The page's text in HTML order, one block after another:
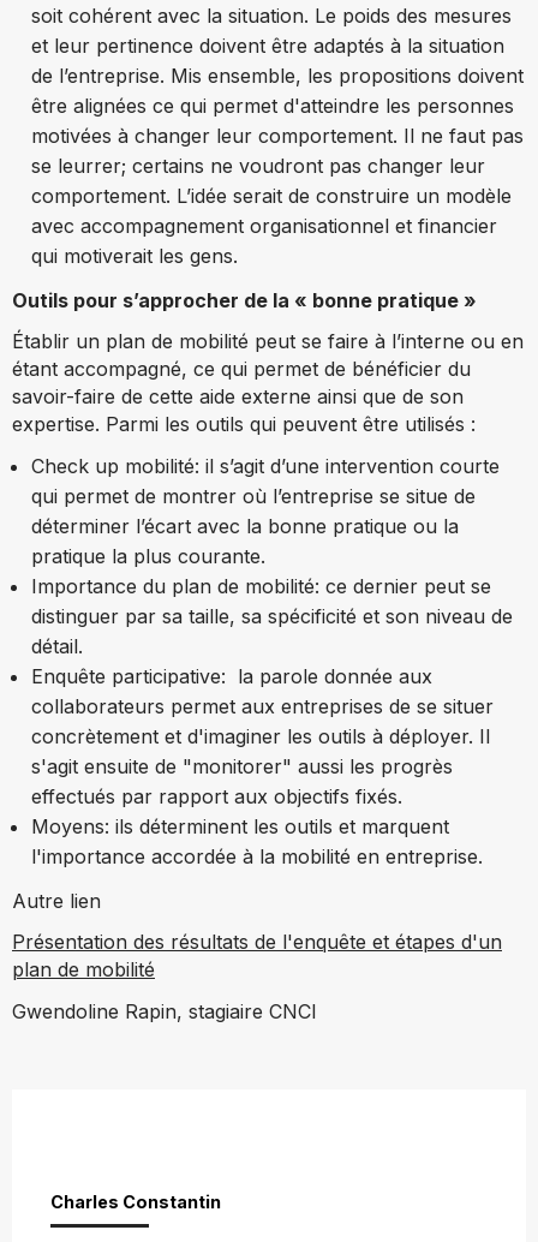
soit cohérent avec la situation. Le poids des mesures
et leur pertinence doivent être adaptés à la situation
de l’entreprise. Mis ensemble, les propositions doivent
être alignées ce qui permet d'atteindre les personnes
motivées à changer leur comportement. Il ne faut pas
se leurrer; certains ne voudront pas changer leur
comportement. L’idée serait de construire un modèle
avec accompagnement organisationnel et financier
qui motiverait les gens.
Outils pour s’approcher de la « bonne pratique »
Établir un plan de mobilité peut se faire à l’interne ou en
étant accompagné, ce qui permet de bénéficier du
savoir-faire de cette aide externe ainsi que de son
expertise. Parmi les outils qui peuvent être utilisés :
Check up mobilité: il s’agit d’une intervention courte
qui permet de montrer où l’entreprise se situe de
déterminer l’écart avec la bonne pratique ou la
pratique la plus courante.
Importance du plan de mobilité: ce dernier peut se
distinguer par sa taille, sa spécificité et son niveau de
détail.
Enquête participative: la parole donnée aux
collaborateurs permet aux entreprises de se situer
concrètement et d'imaginer les outils à déployer. Il
s'agit ensuite de "monitorer" aussi les progrès
effectués par rapport aux objectifs fixés.
Moyens: ils déterminent les outils et marquent
l'importance accordée à la mobilité en entreprise.
Autre lien
Présentation des résultats de l'enquête et étapes d'un
plan de mobilité
Gwendoline Rapin, stagiaire CNCI
Charles Constantin